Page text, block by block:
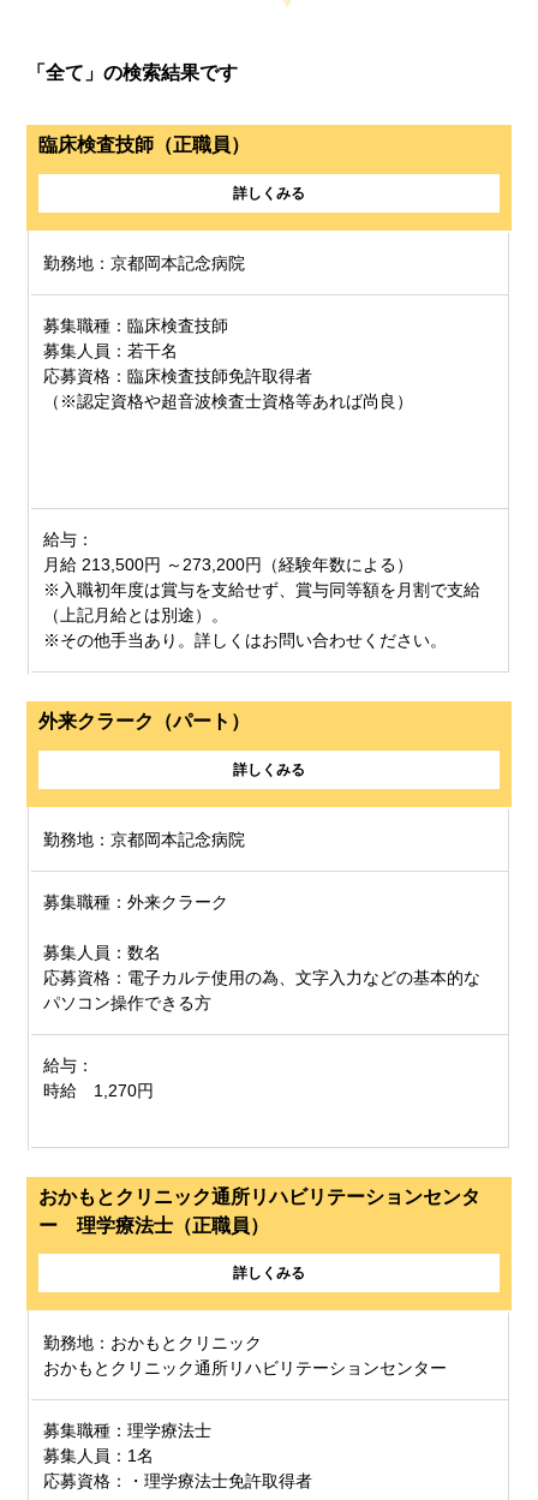
「全て」の検索結果です
臨床検査技師（正職員）
詳しくみる
勤務地：京都岡本記念病院
募集職種：臨床検査技師
募集人員：若干名
応募資格：臨床検査技師免許取得者
（※認定資格や超音波検査士資格等あれば尚良）
給与：
月給 213,500円 ～273,200円（経験年数による）
※入職初年度は賞与を支給せず、賞与同等額を月割で支給
（上記月給とは別途）。
※その他手当あり。詳しくはお問い合わせください。
外来クラーク（パート）
詳しくみる
勤務地：京都岡本記念病院
募集職種：外来クラーク
募集人員：数名
応募資格：電子カルテ使用の為、文字入力などの基本的な
パソコン操作できる方
給与：
時給 1,270円
おかもとクリニック通所リハビリテーションセンタ
ー 理学療法士（正職員）
詳しくみる
勤務地：おかもとクリニック
おかもとクリニック通所リハビリテーションセンター
募集職種：理学療法士
募集人員：1名
応募資格：・理学療法士免許取得者